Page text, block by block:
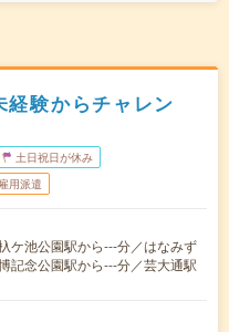
経験からチャレン
土日祝日が休み
用派遣
ケ池公園駅から---分／はなみず
記念公園駅から---分／芸大通駅